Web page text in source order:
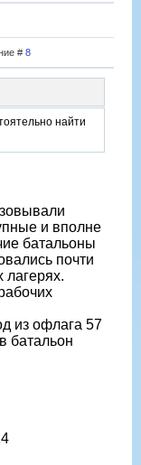
# 8
найти
и вполне
батальоны
почти
лагерях.
из офлага 57
батальон